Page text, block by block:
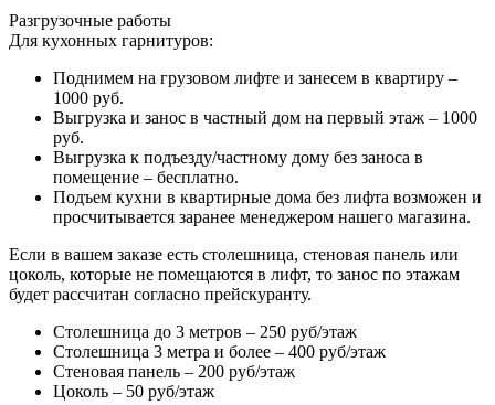
Разгрузочные работы
Для кухонных гарнитуров:
Поднимем на грузовом лифте и занесем в квартиру –
1000 руб.
Выгрузка и занос в частный дом на первый этаж – 1000
руб.
Выгрузка к подъезду/частному дому без заноса в
помещение – бесплатно.
Подъем кухни в квартирные дома без лифта возможен и
просчитывается заранее менеджером нашего магазина.
Если в вашем заказе есть столешница, стеновая панель или
цоколь, которые не помещаются в лифт, то занос по этажам
будет рассчитан согласно прейскуранту.
Столешница до 3 метров – 250 руб/этаж
Столешница 3 метра и более – 400 руб/этаж
Стеновая панель – 200 руб/этаж
Цоколь – 50 руб/этаж